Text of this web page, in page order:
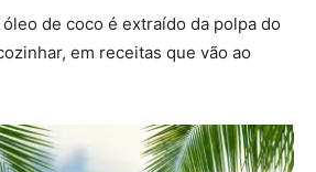
óleo de coco é extraído da polpa do
em receitas que vão ao